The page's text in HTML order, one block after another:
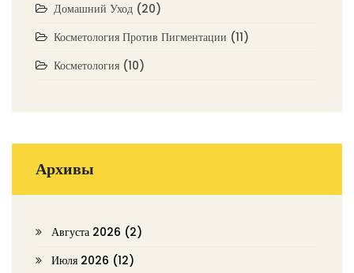
Домашний Уход (20)
Косметология Против Пигментации (11)
Косметология (10)
Архивы
Августа 2026 (2)
Июля 2026 (12)